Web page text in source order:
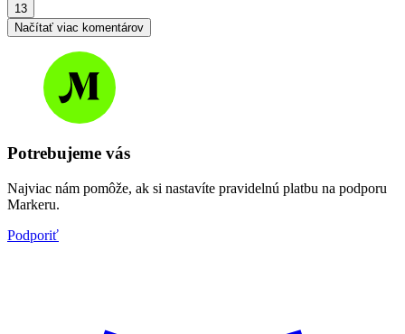
13
Načítať viac komentárov
Potrebujeme vás
Najviac nám pomôže, ak si nastavíte pravidelnú platbu na podporu
Markeru.
Podporiť